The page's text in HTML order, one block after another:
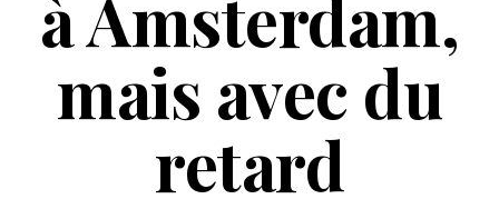
à Amsterdam,
mais avec du
retard